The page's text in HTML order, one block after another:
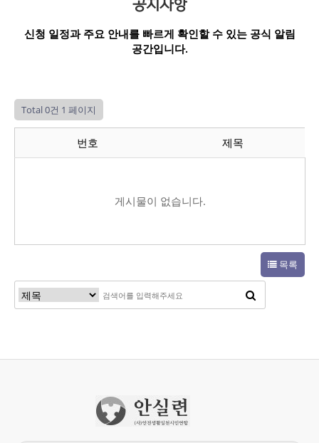
공지사항
신청 일정과 주요 안내를 빠르게 확인할 수 있는 공식 알림
공간입니다.
Total 0건 1 페이지
번호 제목
게시물이 없습니다.
목록